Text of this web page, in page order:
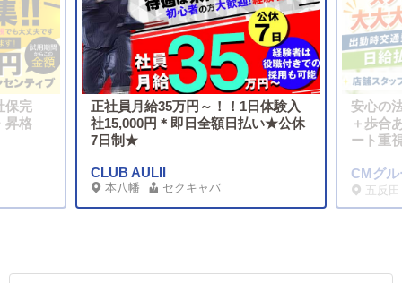
保完
昇格
正社員月給35万円～！！1日体験入
社15,000円＊即日全額日払い★公休
7日制★
CLUB AULII
本八幡 セクキャバ
安心の
＋歩合
ート重
CMグ
五反田